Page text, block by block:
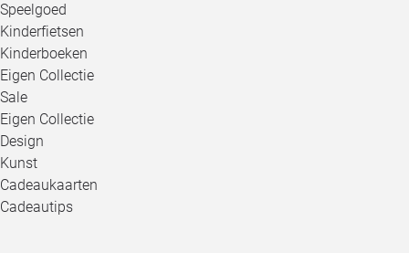
Speelgoed
Kinderfietsen
Kinderboeken
Eigen Collectie
Sale
Eigen Collectie
Design
Kunst
Cadeaukaarten
Cadeautips